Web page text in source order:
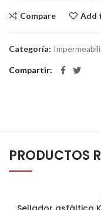
Compare Add
Categoría:
Compartir
PRODUCTOS